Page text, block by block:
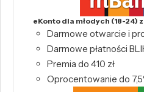
eKonto dla młodych (18-24)
Darmowe otwarcie i
Darmowe płatności
Premia do 410 zł
Oprocentowanie do